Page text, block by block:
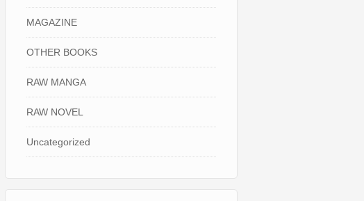
MAGAZINE
OTHER BOOKS
RAW MANGA
RAW NOVEL
Uncategorized